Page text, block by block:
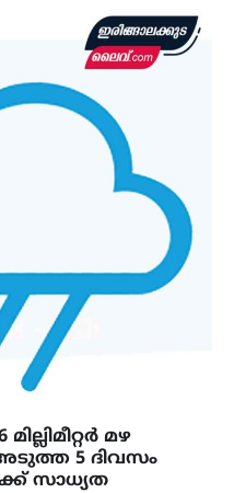
മഴ
5 ദിവസം
സാധ്യത